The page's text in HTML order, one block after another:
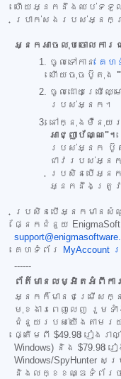
ហើយអ្នកនឹងឈប់ទទួលប
ប្រាក់សងរបស់អ្នកត្
អ្នកអាចលុបចោលការ
ចូលទៅកាន់ គេហ
ហើយចុចប៊ូតុង
ចូលដោយប្រើឈ្
របស់អ្នក។
នៅក្នុងម៉ឺនុយ
អាជ្ញាប័ណ្ណ"។
របស់អ្នក ប៊ូតុ
ជាវរបស់អ្ន
ប្រសិនបើអ្ន
អ្នកនឹងត្រូវ
ប្រសិនបើអ្នកមានសំ
ផ្នែកជំនួយ
គេហទំព័រ
MyAccount
------
ព័ត៌មានលម្អិតអំពីការ
អ្នកក៏មានជម្រើសក្នុ
មុខងារពេញលេញ រួមទ
ជំនួយរបស់យើងតាមរយៈ
ផ្តើមពី $49.98 រៀងរា
Windows) និង $79.98 រ
Windows/SpyHunter
និងលក្ខខណ្ឌទំព័រចុះឈ្